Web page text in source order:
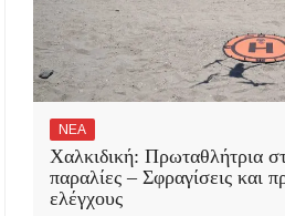
ΝΕΑ
Χαλκιδική: Πρωταθλήτρια
παραλίες – Σφραγίσεις και
ελέγχους